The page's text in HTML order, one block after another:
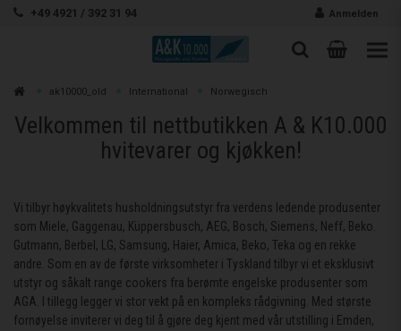
Zum Inhalt springen
+49 4921 / 392 31 94 Anmelden
Suche
Zur ak10000_old International Norwegisch
Velkommen til nettbutikken A & K10.000
hvitevarer og kjøkken!
Vi tilbyr høykvalitets husholdningsutstyr fra verdens ledende produsenter
som Miele, Gaggenau, Küppersbusch, AEG, Bosch, Siemens, Neff, Beko.
Gutmann, Berbel, LG, Samsung, Haier, Amica, Beko, Teka og en rekke
andre. Som en av de første virksomheter i Tyskland tilbyr vi et eksklusivt
utstyr og såkalt range cookers fra berømte engelske produsenter som
AGA. I tillegg legger vi stor vekt på en kompleks rådgivning. Med største
fornøyelse inviterer vi deg til å gjøre deg kjent med vår utstilling i Emden,